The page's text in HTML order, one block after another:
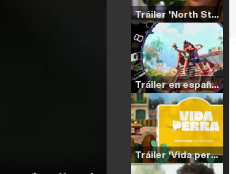
Tráiler 'North Star' (2023)
Tráiler en español de 'La isla olvidada'
Tráiler 'Vida perra' (2026)